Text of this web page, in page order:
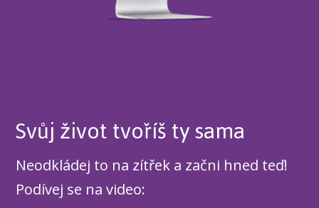
Svůj život tvoříš ty sama
Neodkládej to na zítřek a začni hned teď!
Podívej se na video: